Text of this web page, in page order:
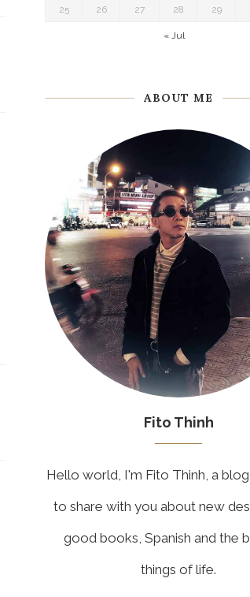
25 26 27 28 29
« Jul
ABOUT ME
Fito Thinh
Hello world, I'm Fito Thinh, a
to share with you about new
good books, Spanish and the
things of life.